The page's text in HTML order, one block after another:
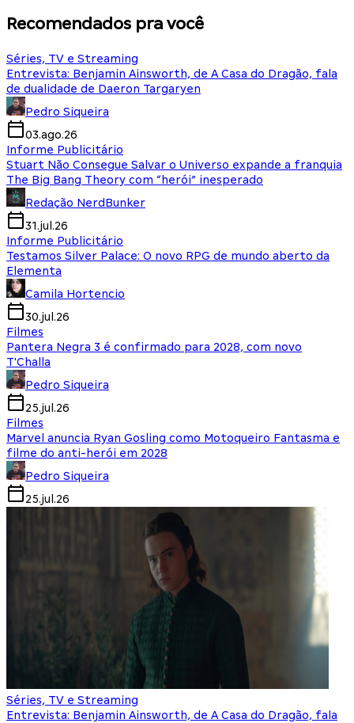
Recomendados pra você
Séries, TV e Streaming
Entrevista: Benjamin Ainsworth, de A Casa do Dragão, fala
de dualidade de Daeron Targaryen
Pedro Siqueira
03.ago.26
Informe Publicitário
Stuart Não Consegue Salvar o Universo expande a franquia
The Big Bang Theory com “herói” inesperado
Redação NerdBunker
31.jul.26
Informe Publicitário
Testamos Silver Palace: O novo RPG de mundo aberto da
Elementa
Camila Hortencio
30.jul.26
Filmes
Pantera Negra 3 é confirmado para 2028, com novo
T'Challa
Pedro Siqueira
25.jul.26
Filmes
Marvel anuncia Ryan Gosling como Motoqueiro Fantasma e
filme do anti-herói em 2028
Pedro Siqueira
25.jul.26
Séries, TV e Streaming
Entrevista: Benjamin Ainsworth, de A Casa do Dragão, fala